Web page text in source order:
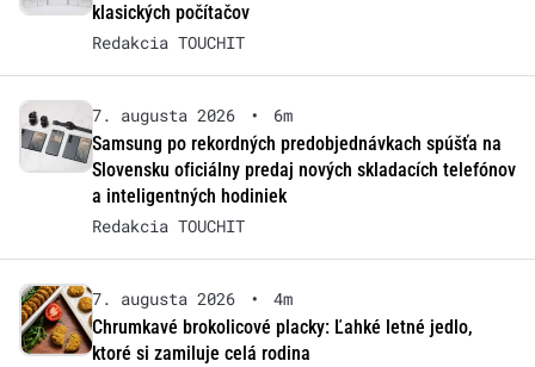
klasických počítačov
Redakcia TOUCHIT
7. augusta 2026 •
6m
Samsung po rekordných predobjednávkach spúšťa na
Slovensku oficiálny predaj nových skladacích telefónov
a inteligentných hodiniek
Redakcia TOUCHIT
7. augusta 2026 •
4m
Chrumkavé brokolicové placky: Ľahké letné jedlo,
ktoré si zamiluje celá rodina